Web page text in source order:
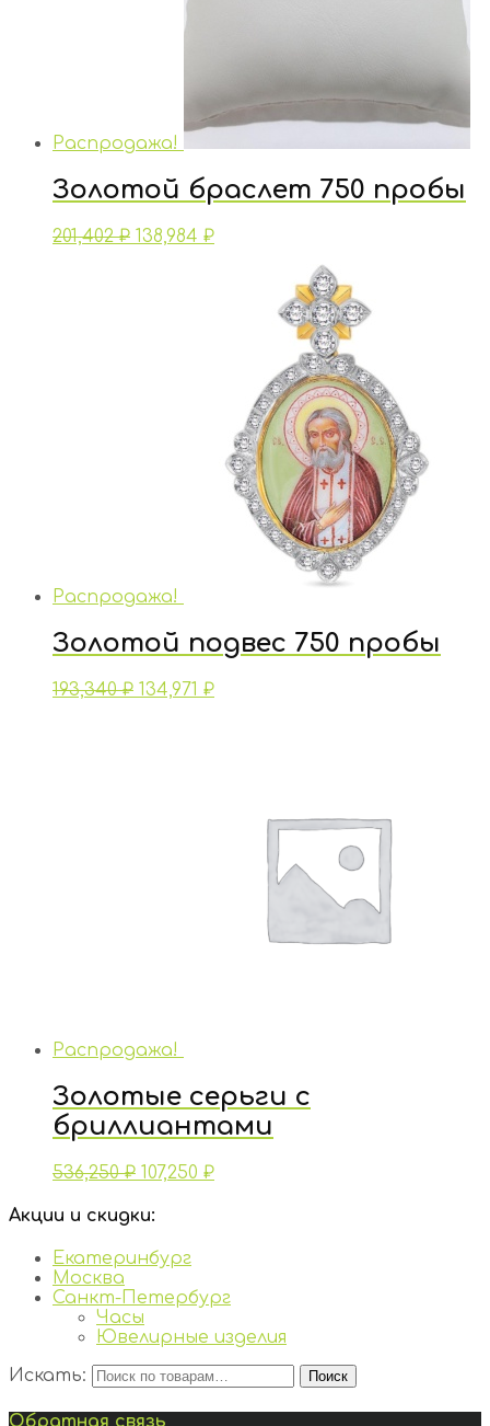
Распродажа!
Золотой браслет 750 пробы
201,402₽ 138,984 ₽
Распродажа!
Золотой подвес 750 пробы
193,340₽ 134,971 ₽
Распродажа!
Золотые серьги с
бриллиантами
536,250₽ 107,250 ₽
Акции и скидки:
Екатеринбург
Москва
Санкт-Петербург
Часы
Ювелирные изделия
Искать:
Поиск
Обратная связь